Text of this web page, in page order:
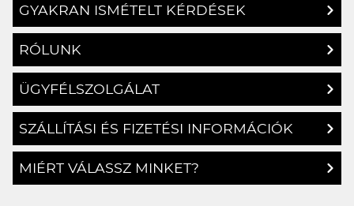
GYAKRAN ISMÉTELT KÉRDÉSEK
RÓLUNK
ÜGYFÉLSZOLGÁLAT
SZÁLLÍTÁSI ÉS FIZETÉSI INFORMÁCIÓK
MIÉRT VÁLASSZ MINKET?